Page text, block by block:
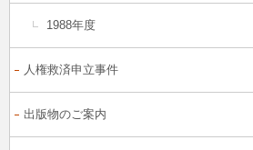
1988年度
人権救済申立事件
出版物のご案内